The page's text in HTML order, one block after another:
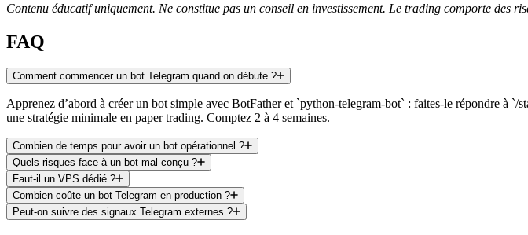
Contenu éducatif uniquement. Ne constitue pas un conseil en investissement. Le trading comporte des
FAQ
Comment commencer un bot Telegram quand on débute ?
Apprenez d’abord à créer un bot simple avec BotFather et `python-telegram-bot` : faites-le répondre à
une stratégie minimale en paper trading. Comptez 2 à 4 semaines.
Combien de temps pour avoir un bot opérationnel ?
Quels risques face à un bot mal conçu ?
Faut-il un VPS dédié ?
Combien coûte un bot Telegram en production ?
Peut-on suivre des signaux Telegram externes ?